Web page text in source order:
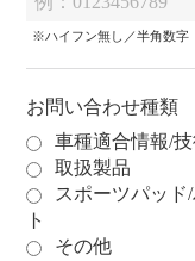
※ハイフン無し／半角数字
お問い合わせ種類
車種適合情報/
取扱製品
スポーツパッド
ト
その他